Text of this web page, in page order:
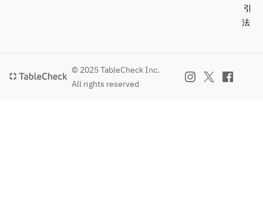
引
法
© 2025 TableCheck Inc.
All rights reserved